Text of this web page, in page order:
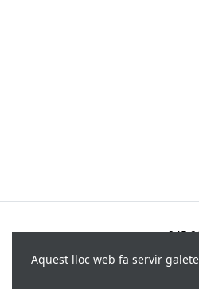
Aquest lloc web fa servir